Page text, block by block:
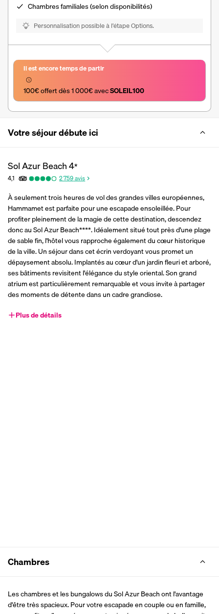
Chambres familiales (selon disponibilités)
Personnalisation possible à l’étape Options.
Il est encore temps de partir
100€ offert dès 1 000€ avec SOLEIL100
Votre séjour débute ici
Sol Azur Beach4*
4,1 2 759avis
À seulement trois heures de vol des grandes villes européennes,
Hammamet est parfaite pour une escapade ensoleillée. Pour
profiter pleinement de la magie de cette destination, descendez
donc au Sol Azur Beach****. Idéalement situé tout près d'une plage
de sable fin, l'hôtel vous rapproche également du cœur historique
de la ville. Un séjour dans cet écrin verdoyant vous promet un
dépaysement absolu. Implantés au cœur d'un jardin fleuri et arboré,
ses bâtiments revisitent l'élégance du style oriental. Son grand
atrium est particulièrement remarquable et vous invite à partager
des moments de détente dans un cadre grandiose.
Plus de détails
Chambres
Les chambres et les bungalows du Sol Azur Beach ont l'avantage
d'être très spacieux. Pour votre escapade en couple ou en famille,